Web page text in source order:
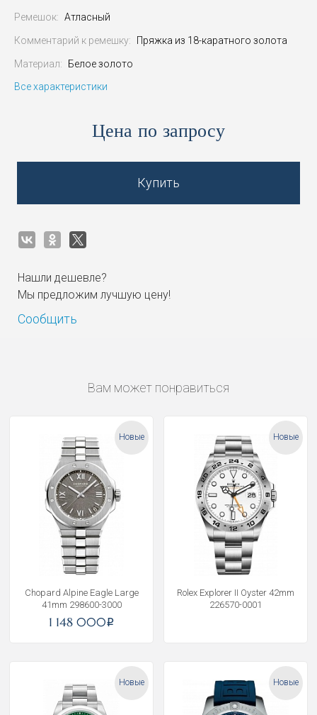
Ремешок: Атласный
Комментарий к ремешку: Пряжка из 18-каратного золота
Материал:
Белое золото
Все характеристики
Цена по запросу
Купить
Нашли дешевле?
Мы предложим лучшую цену!
Сообщить
Вам может понравиться
Новые
Chopard Alpine Eagle Large
41mm 298600-3000
1 148 000i
Новые
Rolex Explorer II Oyster 42mm
226570-0001
Новые Новые